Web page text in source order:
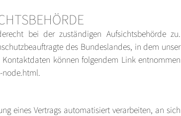
bei der zuständigen Aufsichtsbehörde zu.
des Bundeslandes, in dem unser
können folgendem Link entnommen
node.html.
eines Vertrags automatisiert verarbeiten, an sich